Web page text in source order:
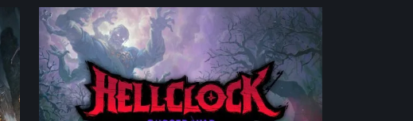
Hell
Clock:
Cursed
War
–